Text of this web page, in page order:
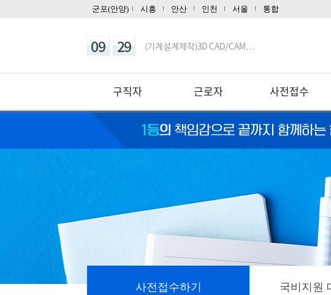
군포(안양) 시흥 안산 인천 서울 통합
10 03 CNC선반 기계조작 입문
09 29 (기계설계제작)3D CAD/CAM…
08 오토캐드(AutoCAD) 입문
10 03 마스터캠(Master CAM) 3…
08 (전기시스템제어)자동화설비 정밀 …
08 22 (고급_NX10버전) UG/NX를…
12 28 UG/NX기반 자동차 및 그린패키…
구직자 근로자 사전접수
사전접수하기 국비지원